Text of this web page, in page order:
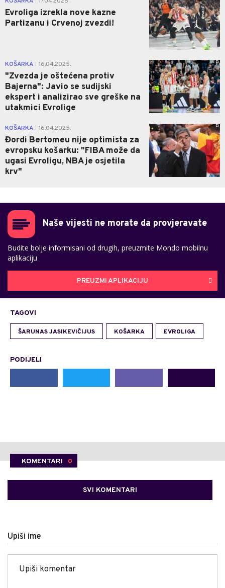
Evroliga izrekla nove kazne
Partizanu i Crvenoj zvezdi!
KOŠARKA 16.04.2025.
"Zvezda je oštećena protiv
Bajerna": Javio se sudijski
ekspert i analizirao sve greške na
utakmici Evrolige
0
KOŠARKA 16.04.2025.
Đordi Bertomeu nije optimista za
evropsku košarku: "FIBA može da
ugasi Evroligu, NBA je osjetila
krv"
0
Naše vijesti ne morate da provjeravate
Budite bolje informisani od drugih, preuzmite Mondo mobilnu
aplikaciju
PREUZMI APLIKACIJU
TAGOVI
ŠARUNAS JASIKEVIČIJUS KOŠARKA EVROLIGA
PODIJELI
KOMENTARI 0
SVI KOMENTARI
Upiši ime